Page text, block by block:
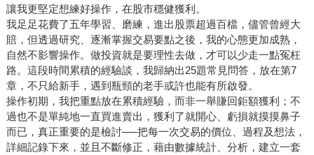
讓我更堅定想練好操作，在股市穩健獲利。
我足足花費了五年學習、磨練，進出股票超過百檔，儘管曾經大
賠，但透過研究、逐漸掌握交易要點之後，我的心態更加成熟，
自然不影響操作。做投資就是要理性去做，才可以少走一點冤枉
路。這段時間累積的經驗談，我歸納出25題常見問答，放在第7
章，不只給新手，遇到瓶頸的老手或許也能有所啟發。
操作初期，我把重點放在累積經驗，而非一舉賺回鉅額獲利；不
過也不是單純地一直買進賣出，獲利了就開心、虧損就摸摸鼻子
而已，真正重要的是檢討──把每一次交易的價位、過程及想法，
詳細記錄下來，並且不斷修正，藉由數據統計、分析，建立一套